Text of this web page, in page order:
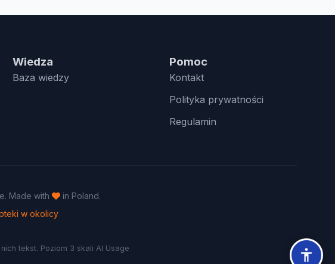
Wiedza
Baza wiedzy
Pomoc
Kontakt
Polityka prywatności
Regulamin
Made with
in Poland.
w okolicy
tekst. Poziom 3 skali AI Usage